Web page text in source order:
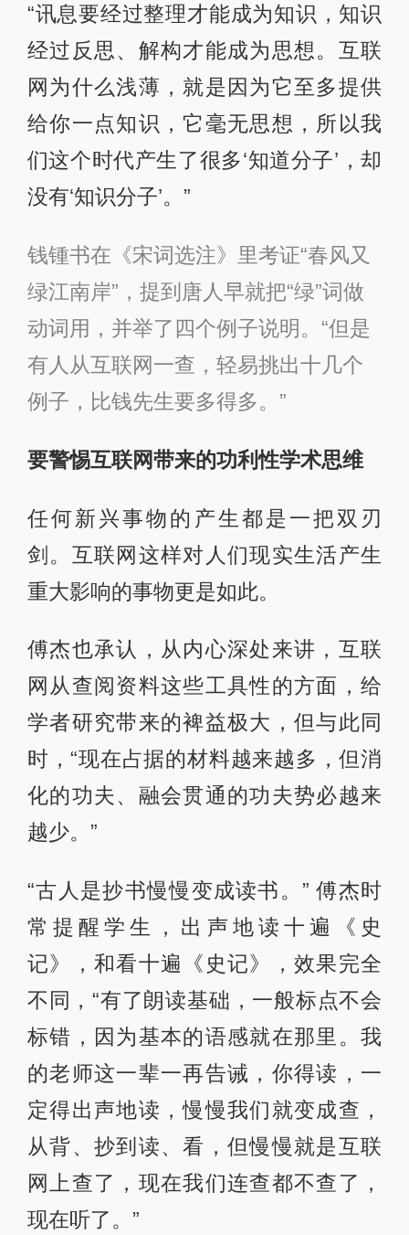
“讯息要经过整理才能成为知识，知识
经过反思、解构才能成为思想。互联
网为什么浅薄，就是因为它至多提供
给你一点知识，它毫无思想，所以我
们这个时代产生了很多‘知道分子’，却
没有‘知识分子’。”
钱锺书在《宋词选注》里考证“春风又
绿江南岸”，提到唐人早就把“绿”词做
动词用，并举了四个例子说明。“但是
有人从互联网一查，轻易挑出十几个
例子，比钱先生要多得多。”
要警惕互联网带来的功利性学术思维
任何新兴事物的产生都是一把双刃
剑。互联网这样对人们现实生活产生
重大影响的事物更是如此。
傅杰也承认，从内心深处来讲，互联
网从查阅资料这些工具性的方面，给
学者研究带来的裨益极大，但与此同
时，“现在占据的材料越来越多，但消
化的功夫、融会贯通的功夫势必越来
越少。”
“古人是抄书慢慢变成读书。” 傅杰时
常提醒学生，出声地读十遍《史
记》，和看十遍《史记》，效果完全
不同，“有了朗读基础，一般标点不会
标错，因为基本的语感就在那里。我
的老师这一辈一再告诫，你得读，一
定得出声地读，慢慢我们就变成查，
从背、抄到读、看，但慢慢就是互联
网上查了，现在我们连查都不查了，
现在听了。”